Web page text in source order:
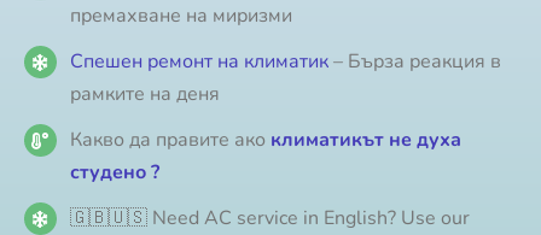
премахване на миризми
Спешен ремонт на климатик– Бърза реакция в
рамките на деня
Какво да правите ако климатикът не духа
студено ?
🇬🇧🇺🇸 Need AC service in English? Use our